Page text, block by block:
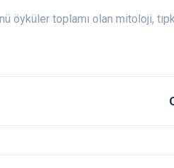
öyküler toplamı olan mitoloji,